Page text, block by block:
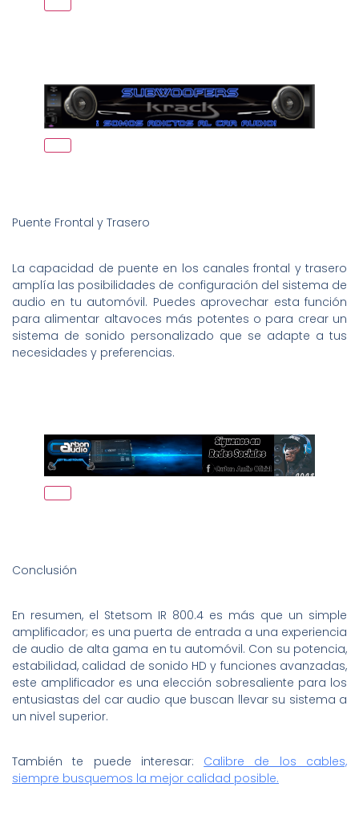
Puente Frontal y Trasero
La capacidad de puente en los canales frontal y trasero
amplía las posibilidades de configuración del sistema de
audio en tu automóvil. Puedes aprovechar esta función
para alimentar altavoces más potentes o para crear un
sistema de sonido personalizado que se adapte a tus
necesidades y preferencias.
Conclusión
En resumen, el Stetsom IR 800.4 es más que un simple
amplificador; es una puerta de entrada a una experiencia
de audio de alta gama en tu automóvil. Con su potencia,
estabilidad, calidad de sonido HD y funciones avanzadas,
este amplificador es una elección sobresaliente para los
entusiastas del car audio que buscan llevar su sistema a
un nivel superior.
También te puede interesar: Calibre de los cables,
siempre busquemos la mejor calidad posible.